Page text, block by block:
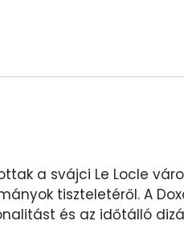
a svájci Le Locle
tiszteletéről. A
és az időtálló